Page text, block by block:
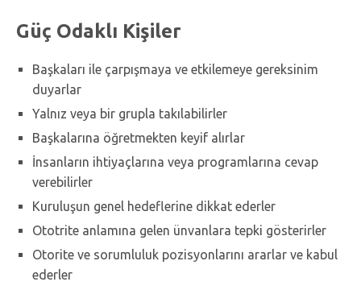
Güç Odaklı Kişiler
Başkaları ile çarpışmaya ve etkilemeye gereksinim
duyarlar
Yalnız veya bir grupla takılabilirler
Başkalarına öğretmekten keyif alırlar
İnsanların ihtiyaçlarına veya programlarına cevap
verebilirler
Kuruluşun genel hedeflerine dikkat ederler
Ototrite anlamına gelen ünvanlara tepki gösterirler
Otorite ve sorumluluk pozisyonlarını ararlar ve kabul
ederler